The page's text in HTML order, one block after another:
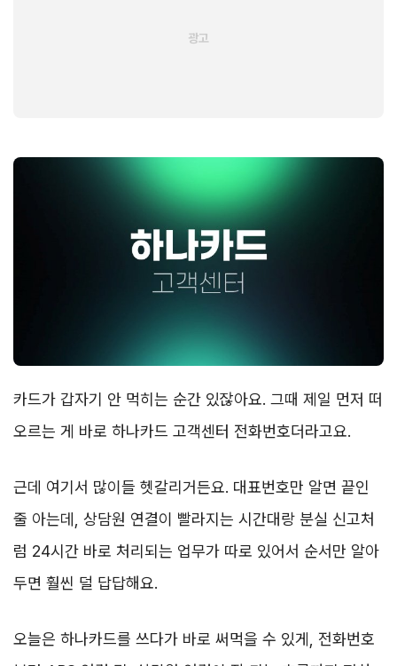
카드가 갑자기 안 먹히는 순간 있잖아요. 그때 제일 먼저 떠
오르는 게 바로 하나카드 고객센터 전화번호더라고요.
근데 여기서 많이들 헷갈리거든요. 대표번호만 알면 끝인
줄 아는데, 상담원 연결이 빨라지는 시간대랑 분실 신고처
럼 24시간 바로 처리되는 업무가 따로 있어서 순서만 알아
두면 훨씬 덜 답답해요.
오늘은 하나카드를 쓰다가 바로 써먹을 수 있게, 전화번호